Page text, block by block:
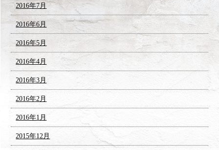
2016年7月
2016年6月
2016年5月
2016年4月
2016年3月
2016年2月
2016年1月
2015年12月